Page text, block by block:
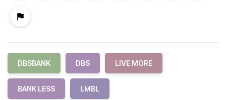
DBSBANK DBS LIVE MORE
BANK LESS LMBL